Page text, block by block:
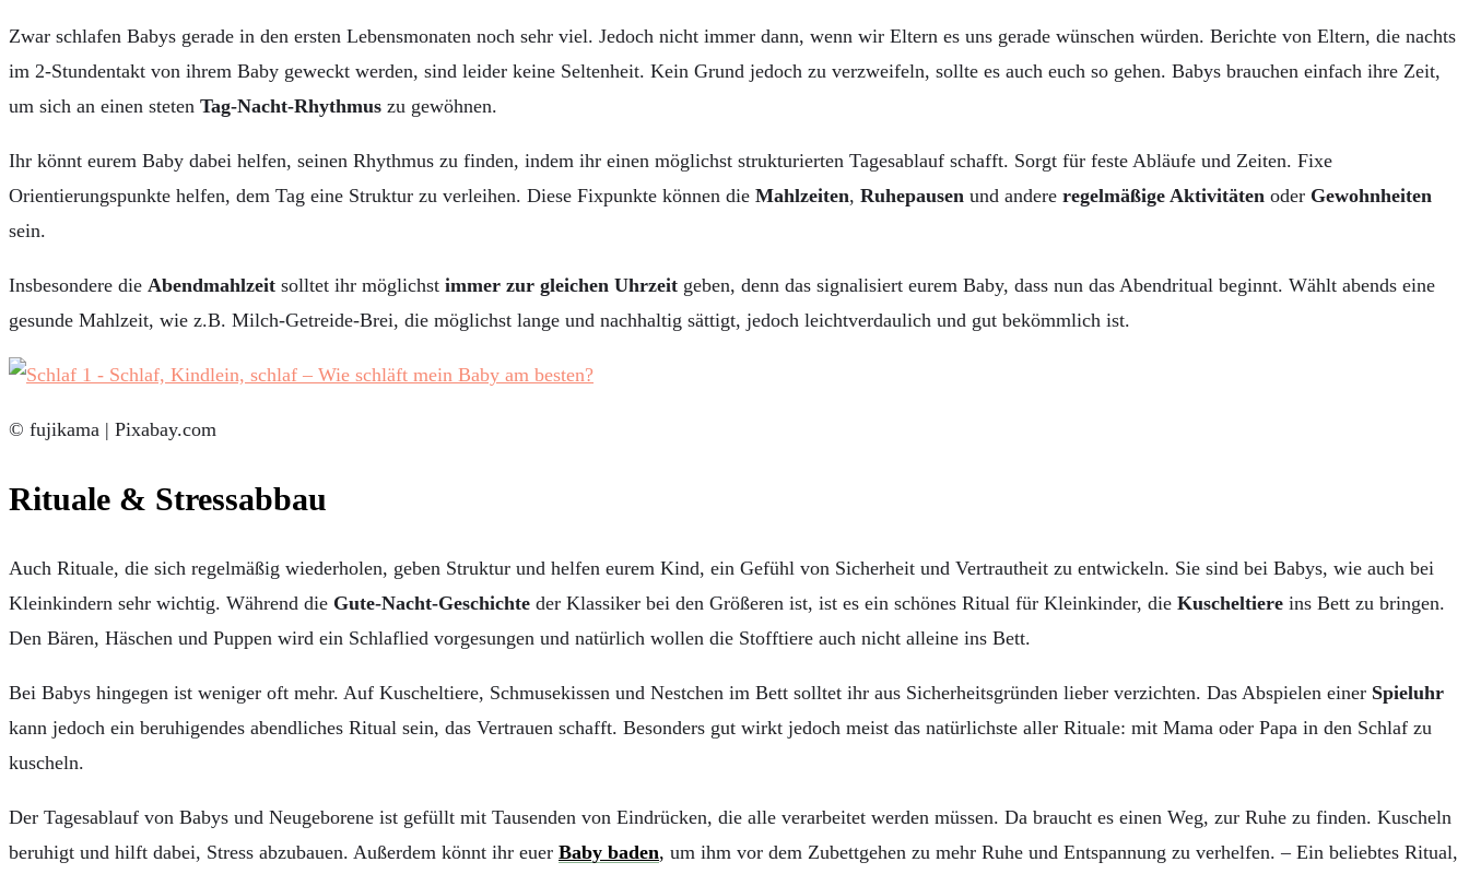
Zwar schlafen Babys gerade in den ersten Lebensmonaten noch sehr viel. Jedoch nicht immer dann, wenn wir Eltern es uns gerade wünschen würden. Berichte von Eltern, die nachts
im 2-Stundentakt von ihrem Baby geweckt werden, sind leider keine Seltenheit. Kein Grund jedoch zu verzweifeln, sollte es auch euch so gehen. Babys brauchen einfach ihre Zeit,
um sich an einen steten Tag-Nacht-Rhythmus zu gewöhnen.
Ihr könnt eurem Baby dabei helfen, seinen Rhythmus zu finden, indem ihr einen möglichst strukturierten Tagesablauf schafft. Sorgt für feste Abläufe und Zeiten. Fixe
Orientierungspunkte helfen, dem Tag eine Struktur zu verleihen. Diese Fixpunkte können die Mahlzeiten, Ruhepausen und andere regelmäßige Aktivitäten oder Gewohnheiten
sein.
Insbesondere die Abendmahlzeit solltet ihr möglichst immer zur gleichen Uhrzeit geben, denn das signalisiert eurem Baby, dass nun das Abendritual beginnt. Wählt abends eine
gesunde Mahlzeit, wie z.B. Milch-Getreide-Brei, die möglichst lange und nachhaltig sättigt, jedoch leichtverdaulich und gut bekömmlich ist.
© fujikama | Pixabay.com
Rituale & Stressabbau
Auch Rituale, die sich regelmäßig wiederholen, geben Struktur und helfen eurem Kind, ein Gefühl von Sicherheit und Vertrautheit zu entwickeln. Sie sind bei Babys, wie auch bei
Kleinkindern sehr wichtig. Während die Gute-Nacht-Geschichte der Klassiker bei den Größeren ist, ist es ein schönes Ritual für Kleinkinder, die Kuscheltiere ins Bett zu bringen.
Den Bären, Häschen und Puppen wird ein Schlaflied vorgesungen und natürlich wollen die Stofftiere auch nicht alleine ins Bett.
Bei Babys hingegen ist weniger oft mehr. Auf Kuscheltiere, Schmusekissen und Nestchen im Bett solltet ihr aus Sicherheitsgründen lieber verzichten. Das Abspielen einer Spieluhr
kann jedoch ein beruhigendes abendliches Ritual sein, das Vertrauen schafft. Besonders gut wirkt jedoch meist das natürlichste aller Rituale: mit Mama oder Papa in den Schlaf zu
kuscheln.
Der Tagesablauf von Babys und Neugeborene ist gefüllt mit Tausenden von Eindrücken, die alle verarbeitet werden müssen. Da braucht es einen Weg, zur Ruhe zu finden. Kuscheln
beruhigt und hilft dabei, Stress abzubauen. Außerdem könnt ihr euer Baby baden, um ihm vor dem Zubettgehen zu mehr Ruhe und Entspannung zu verhelfen. – Ein beliebtes Ritual,